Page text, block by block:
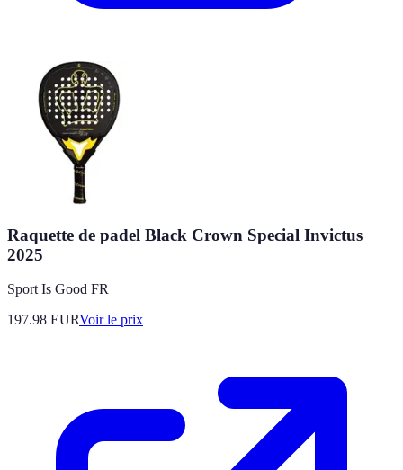
Raquette de padel Black Crown Special Invictus
2025
Sport Is Good FR
197.98 EURVoir le prix